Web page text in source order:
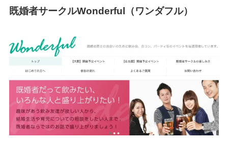
既婚者サークルWonderful（ワンダフル）